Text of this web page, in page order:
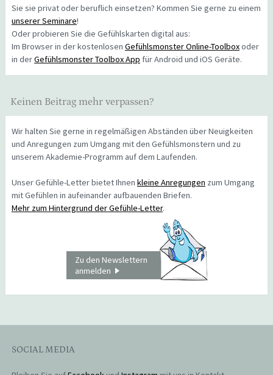
Sie sie privat oder beruflich einsetzen? Kommen Sie gerne zu einem
unserer Seminare!
Oder probieren Sie die Gefühlskarten digital aus:
Im Browser in der kostenlosen Gefühlsmonster Online-Toolboxoder
in derGefühlsmonster Toolbox App für Android und iOS Geräte.
Keinen Beitrag mehr verpassen?
Wir halten Sie gerne in regelmäßigen Abständen über Neuigkeiten
und Anregungen zum Umgang mit den Gefühlsmonstern und zu
unserem Akademie-Programm auf dem Laufenden.
Unser Gefühle-Letter bietet Ihnen kleine Anregungen zum Umgang
mit Gefühlen in aufeinander aufbauenden Briefen.
Mehr zum Hintergrund der Gefühle-Letter.
Zu den Newslettern
anmelden
SOCIAL MEDIA